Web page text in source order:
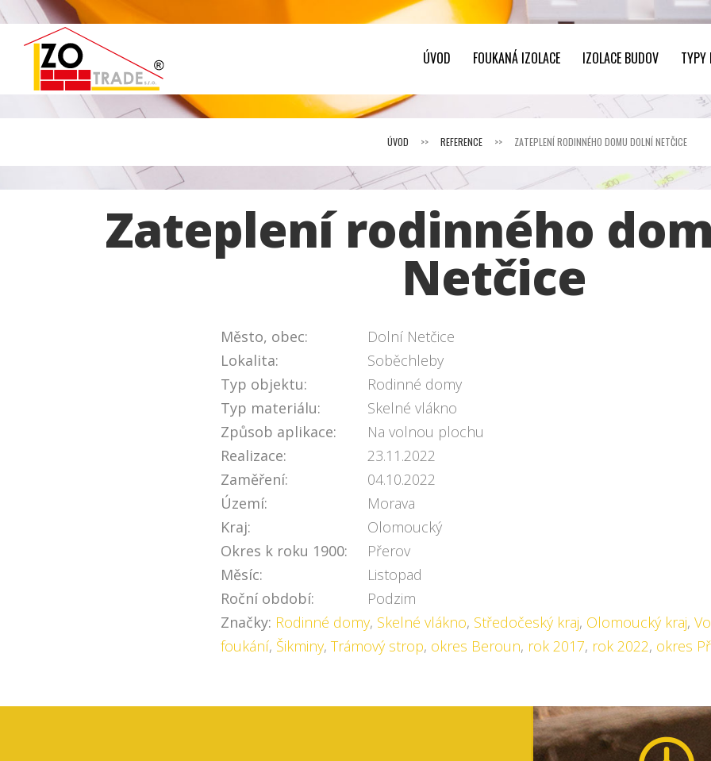
ÚVOD FOUKANÁ IZOLACE IZOLACE BUDOV TYPY
ÚVOD >> REFERENCE >> ZATEPLENÍ RODINNÉHO DOMU DOLNÍ NETČICE
Zateplení rodinného
Netčice
Město, obec:
Dolní Netčice
Lokalita:
Soběchleby
Typ objektu:
Rodinné domy
Typ materiálu:
Skelné vlákno
Způsob aplikace:
Na volnou plochu
Realizace:
23.11.2022
Zaměření:
04.10.2022
Území:
Morava
Kraj:
Olomoucký
Okres k roku 1900:
Přerov
Měsíc:
Listopad
Roční období:
Podzim
Značky: Rodinné domy, Skelné vlákno, Středočeský kraj, Olomoucký kraj,
foukání, Šikminy,Trámový strop, okres Beroun, rok 2017, rok 2022, okres